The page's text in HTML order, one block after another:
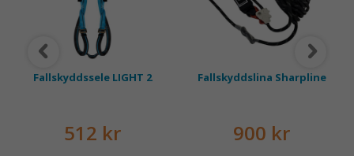
Fallskyddssele LIGHT 2
512 kr
Fallskyddslina Sharpline
900 kr